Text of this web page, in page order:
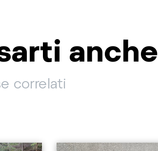
anche
correlati